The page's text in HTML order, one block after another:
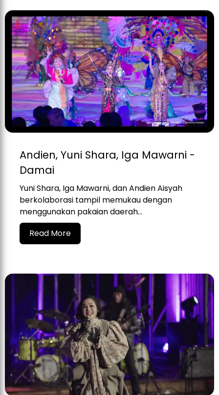
Andien, Yuni Shara, Iga Mawarni -
Damai
Yuni Shara, Iga Mawarni, dan Andien Aisyah
berkolaborasi tampil memukau dengan
menggunakan pakaian daerah...
Read More